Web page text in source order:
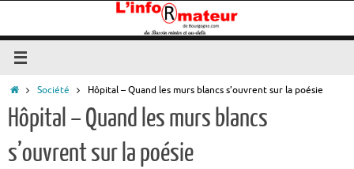
contenu
Accueil
Société Hôpital – Quand les murs blancs s’ouvrent sur la poésie
Hôpital – Quand les murs blancs
s’ouvrent sur la poésie